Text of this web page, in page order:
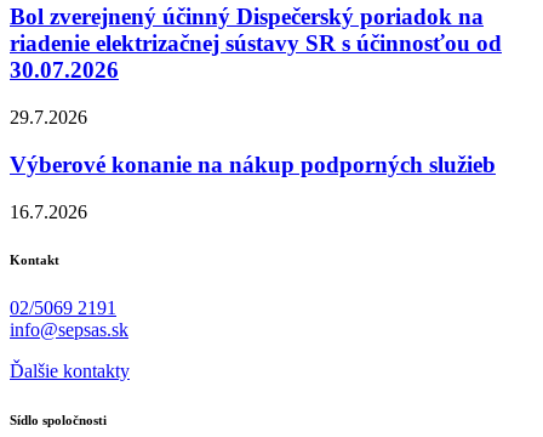
Bol zverejnený účinný Dispečerský poriadok na
riadenie elektrizačnej sústavy SR s účinnosťou od
30.07.2026
29.7.2026
Výberové konanie na nákup podporných služieb
16.7.2026
Kontakt
02/5069 2191
info@sepsas.sk
Ďalšie kontakty
Sídlo spoločnosti